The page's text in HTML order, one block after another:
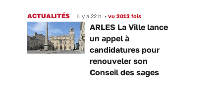
ACTUALITÉS Il y a 22 h • vu 2013 fois
ARLES La Ville lance
un appel à
candidatures pour
renouveler son
Conseil des sages